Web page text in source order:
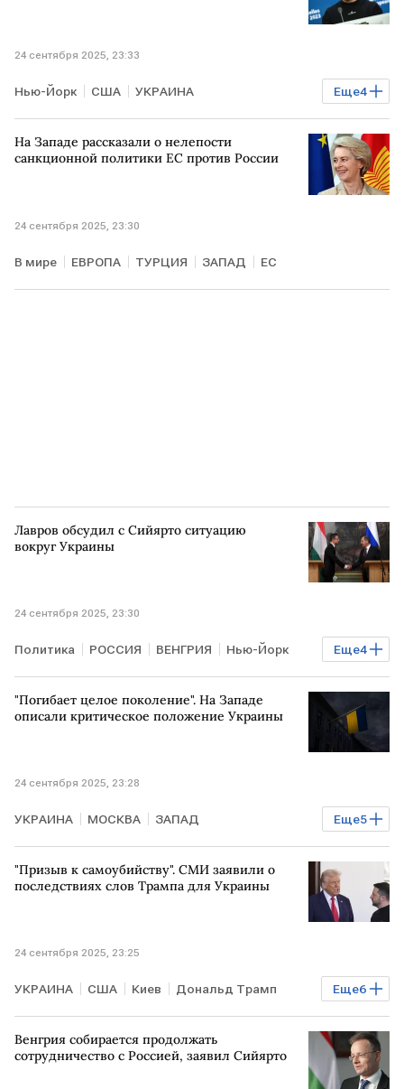
24 сентября 2025, 23:33
Еще4
Нью-Йорк США УКРАИНА
Владимир Зеленский Дональд Трамп ООН
В мире
На Западе рассказали о нелепости
санкционной политики ЕС против России
24 сентября 2025, 23:30
В мире ЕВРОПА ТУРЦИЯ ЗАПАД ЕС
Лавров обсудил с Сийярто ситуацию
вокруг Украины
24 сентября 2025, 23:30
Еще4
Политика РОССИЯ ВЕНГРИЯ Нью-Йорк
Сергей Лавров Петер Сийярто МИД ООН
"Погибает целое поколение". На Западе
описали критическое положение Украины
24 сентября 2025, 23:28
Еще5
УКРАИНА МОСКВА ЗАПАД
Владимир Путин Валерий Герасимов НАТО
The Telegraph ВС РФ В мире
"Призыв к самоубийству". СМИ заявили о
последствиях слов Трампа для Украины
24 сентября 2025, 23:25
Еще6
УКРАИНА США Киев Дональд Трамп
Владимир Зеленский Дмитрий Песков
ООН ЕС ВСУ В мире
Венгрия собирается продолжать
сотрудничество с Россией, заявил Сийярто